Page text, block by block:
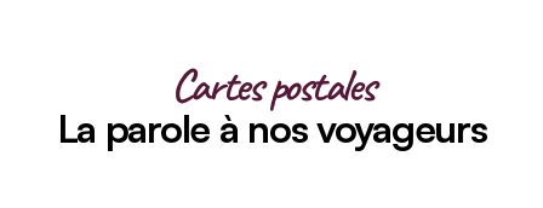
Cartes postales
La parole à nos voyageurs